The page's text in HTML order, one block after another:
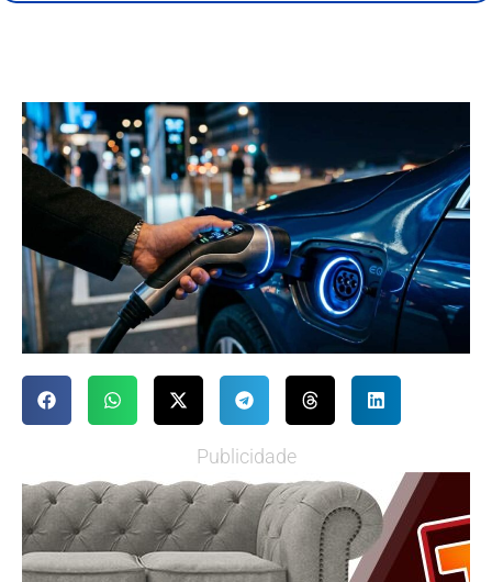
Publicidade